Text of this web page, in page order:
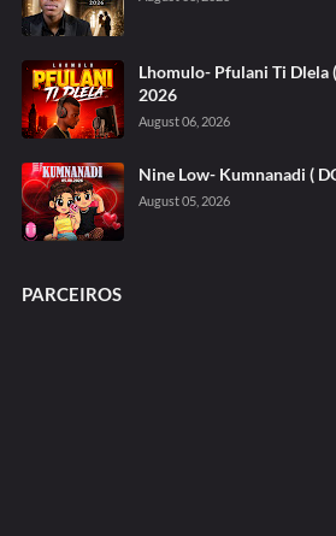
Lhomulo- Pfulani Ti Dlela
2026
August 06, 2026
Nine Low- Kumnanadi (
August 05, 2026
PARCEIROS